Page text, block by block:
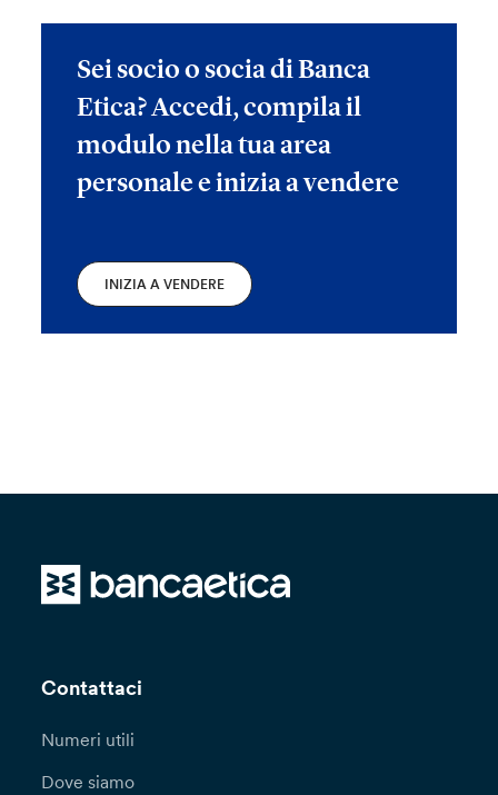
Sei socio o socia di Banca
Etica? Accedi, compila il
modulo nella tua area
personale e inizia a vendere
INIZIA A VENDERE
Contattaci
Numeri utili
Dove siamo